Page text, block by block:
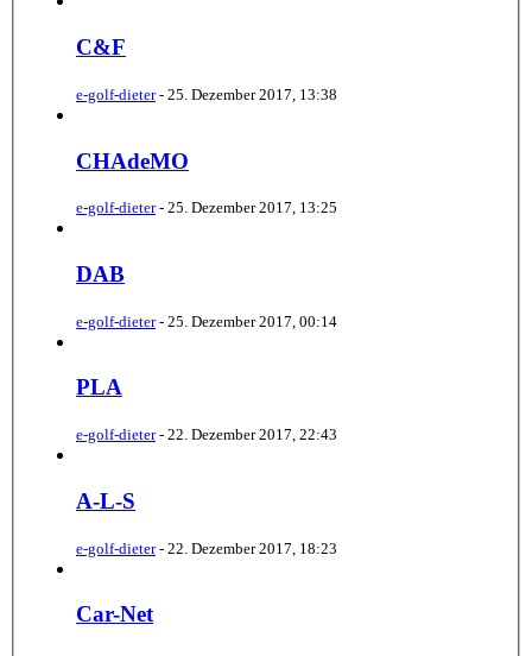
C&F
e-golf-dieter- 25. Dezember 2017, 13:38
CHAdeMO
e-golf-dieter- 25. Dezember 2017, 13:25
DAB
e-golf-dieter- 25. Dezember 2017, 00:14
PLA
e-golf-dieter- 22. Dezember 2017, 22:43
A-L-S
e-golf-dieter- 22. Dezember 2017, 18:23
Car-Net